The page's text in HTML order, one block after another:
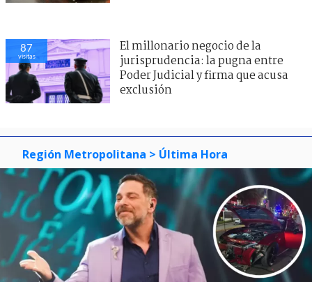
87
visitas
El millonario negocio de la
jurisprudencia: la pugna entre
Poder Judicial y firma que acusa
exclusión
Región Metropolitana > Última Hora